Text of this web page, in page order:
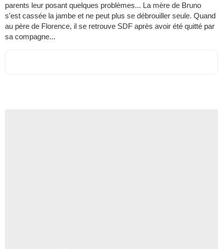
parents leur posant quelques problèmes... La mère de Bruno
s'est cassée la jambe et ne peut plus se débrouiller seule. Quand
au père de Florence, il se retrouve SDF après avoir été quitté par
sa compagne...